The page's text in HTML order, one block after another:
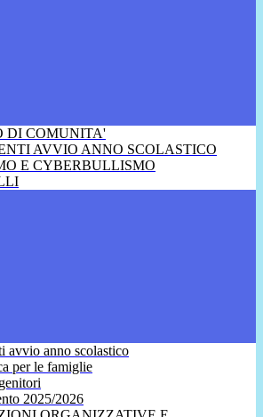
DI COMUNITA'
AVVIO ANNO SCOLASTICO
E CYBERBULLISMO
avvio anno scolastico
per le famiglie
2025/2026